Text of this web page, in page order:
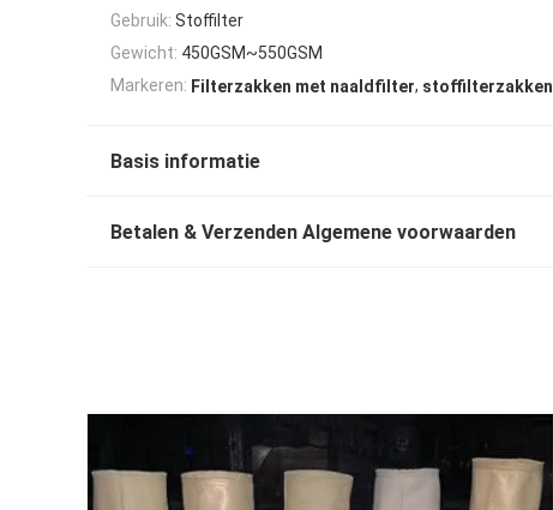
Gebruik: Stoffilter
Gewicht: 450GSM~550GSM
Markeren: Filterzakken met naaldfilter, stoffilterzakken
Basis informatie
Betalen & Verzenden Algemene voorwaarden